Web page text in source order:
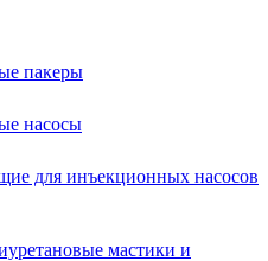
пакеры
насосы
для инъекционных насосов
мастики и